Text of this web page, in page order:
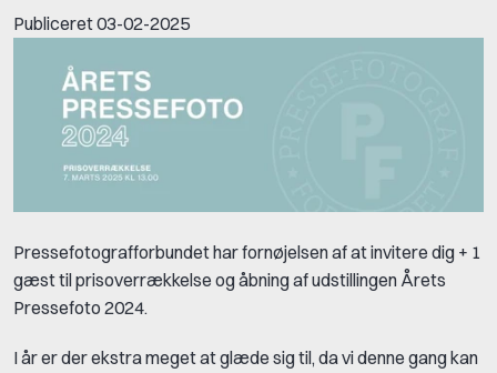
Publiceret03-02-2025
Pressefotografforbundet har fornøjelsen af at invitere dig + 1
gæst til prisoverrækkelse og åbning af udstillingen Årets
Pressefoto 2024.
I år er der ekstra meget at glæde sig til, da vi denne gang kan